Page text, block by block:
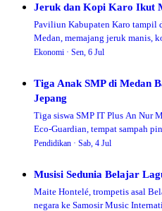
Jeruk dan Kopi Karo Ikut
Paviliun Kabupaten Karo tampil
Medan, memajang jeruk manis,
tinggi, sebagai jalan membuka
Ekonomi · Sen, 6 Jul
Tiga Anak SMP di Medan
Jepang
Tiga siswa SMP IT Plus An Nur
Eco-Guardian, tempat sampah
Indonesia di Japan Design, Idea
Pendidikan · Sab, 4 Jul
Musisi Sedunia Belajar
Maite Hontelé, trompetis asal
negara ke Samosir Music